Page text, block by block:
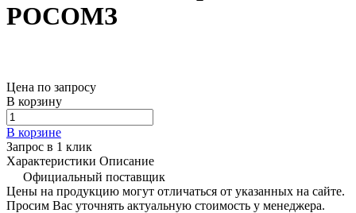
РОСОМЗ
Цена по запросу
В корзину
В корзине
Запрос в 1 клик
Характеристики Описание
Официальный поставщик
Цены на продукцию могут отличаться от указанных на сайте.
Просим Вас уточнять актуальную стоимость у менеджера.